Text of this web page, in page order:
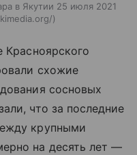
в Якутии 25 июля 2021
Красноярского
схожие
сосновых
что за последние
крупными
на десять лет —